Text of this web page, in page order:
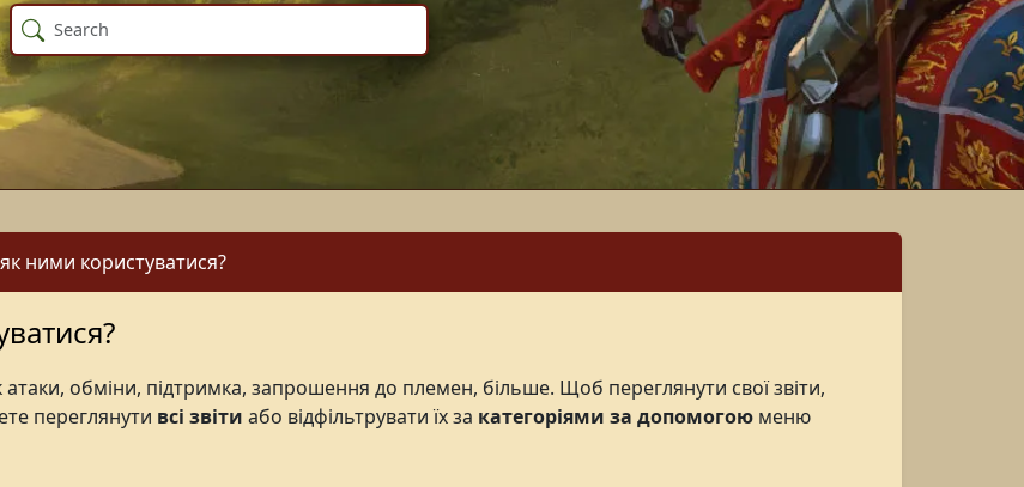
ними користуватися?
атаки, обміни, підтримка, запрошення до племен, більше. Щоб переглянути свої звіти,
переглянути всі звіти або відфільтрувати їх за категоріями за допомогою меню